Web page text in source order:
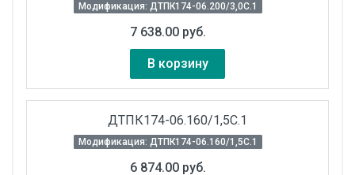
Модификация: ДТПК174-06.200/3,0С.1
7 638.00 руб.
В корзину
ДТПК174-06.160/1,5С.1
Модификация: ДТПК174-06.160/1,5С.1
6 874.00 руб.